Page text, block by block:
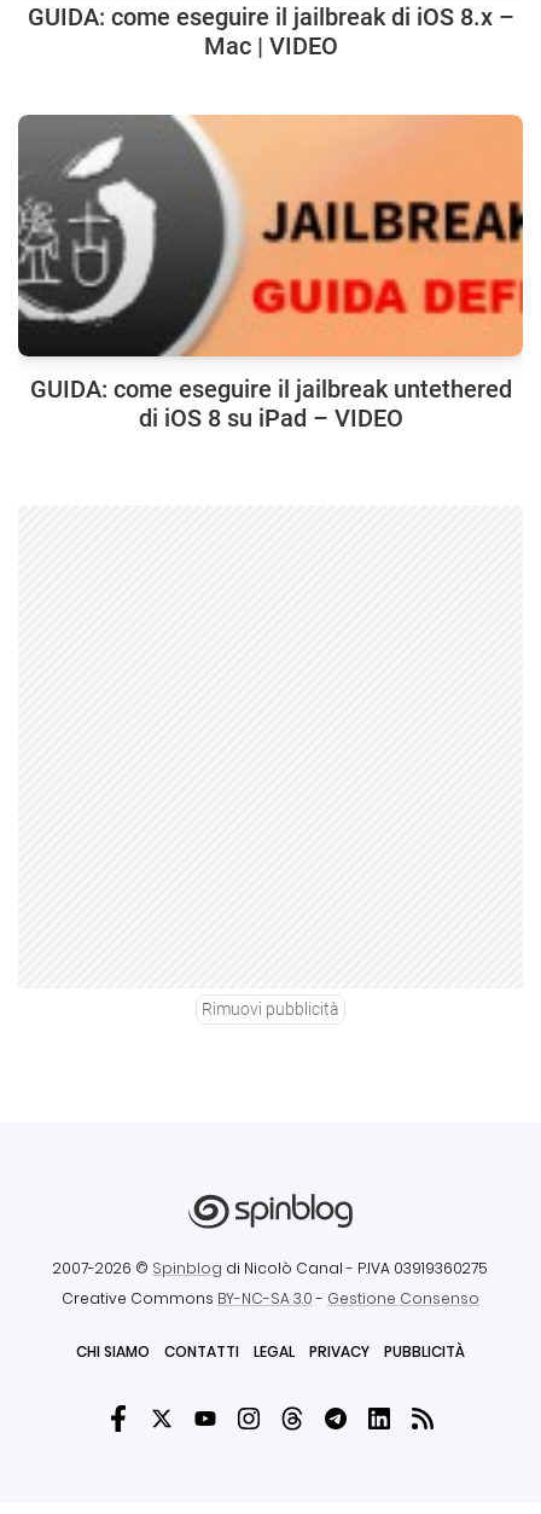
GUIDA: come eseguire il jailbreak di iOS 8.x –
Mac | VIDEO
GUIDA: come eseguire il jailbreak untethered
di iOS 8 su iPad – VIDEO
Rimuovi pubblicità
2007-2026 © Spinblog di Nicolò Canal - P.IVA 03919360275
Creative Commons BY-NC-SA 3.0- Gestione Consenso
CHI SIAMO CONTATTI LEGAL PRIVACY PUBBLICITÀ